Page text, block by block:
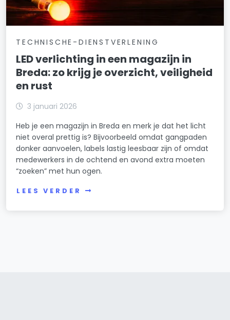
TECHNISCHE-DIENSTVERLENING
LED verlichting in een magazijn in
Breda: zo krijg je overzicht, veiligheid
en rust
3 januari 2026
Heb je een magazijn in Breda en merk je dat het licht
niet overal prettig is? Bijvoorbeeld omdat gangpaden
donker aanvoelen, labels lastig leesbaar zijn of omdat
medewerkers in de ochtend en avond extra moeten
“zoeken” met hun ogen.
LEES VERDER